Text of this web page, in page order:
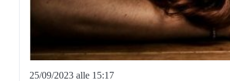
25/09/2023 alle 15:17